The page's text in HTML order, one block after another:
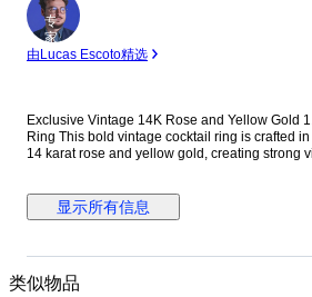
专
家
由Lucas Escoto精选
Exclusive Vintage 14K Rose and Yellow Gold
Ring This bold vintage cocktail ring is crafted in a striking combination of
14 karat rose and yellow gold, creating strong
overwhelming the architectural form. Its solid
proportions make it a confident statement piece
Carat Weight: 1.80 carats, 12 stones Weight: 23.0 grams Size: EU 63 / US
Worldwide, Estimated 2 to 3 Business Day
显示所有信息
类似物品